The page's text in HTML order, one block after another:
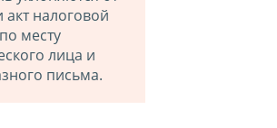
акт налоговой
месту
лица и
письма.